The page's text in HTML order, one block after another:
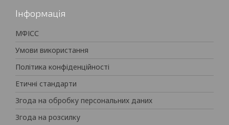
Інформація
МФІСС
Умови використання
Політика конфіденційності
Етичні стандарти
Згода на обробку персональних даних
Згода на розсилку